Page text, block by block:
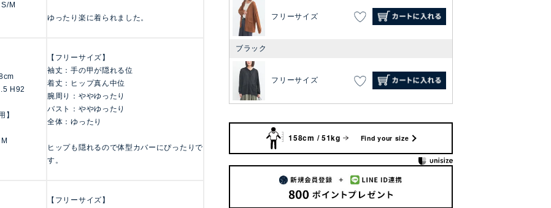
フリーサイズ
ブラック
フリーサイズ
158cm / 51kg Find your size
M
ゆったり楽に着られました。
H92
】
【フリーサイズ】
袖丈：手の甲が隠れる位
着丈：ヒップ真ん中位
腕周り：ややゆったり
バスト：ややゆったり
全体：ゆったり
ヒップも隠れるので体型カバーにぴったりで
す。
【フリーサイズ】